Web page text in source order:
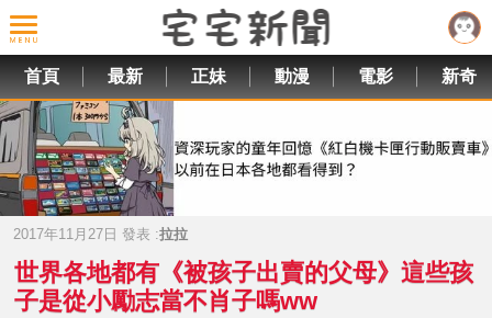
首頁 最新 正妹 動漫 電影 新奇
2017年11月27日 發表 :拉拉
世界各地都有《被孩子出賣的父母》這些孩
子是從小勵志當不肖子嗎ww